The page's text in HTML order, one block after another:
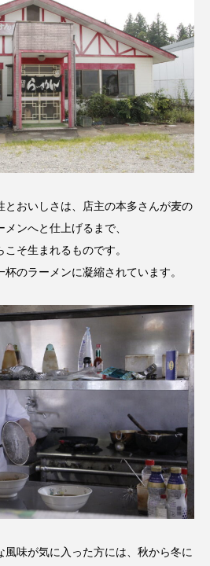
とおいしさは、店主の本多さんが麦の
ンへと仕上げるまで、
そ生まれるものです。
のラーメンに凝縮されています。
風味が気に入った方には、秋から冬に